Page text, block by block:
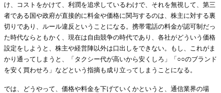
け、コストをかけて、利潤を追求しているわけで、それを無視して、第三
者である国や政府が直接的に料金や価格に関与するのは、株主に対する裏
切りであり、ルール違反ということになる。携帯電話の料金が認可制だっ
た時代ならともかく、現在は自由競争の時代であり、各社がどういう価格
設定をしようと、株主や経営陣以外は口出しをできない。もし、これがま
かり通ってしまうと、「タクシー代が高いから安くしろ」「○○のブランド
を安く買わせろ」などという指摘も成り立ってしまうことになる。
では、どうやって、価格や料金を下げていくかというと、通信業界の場